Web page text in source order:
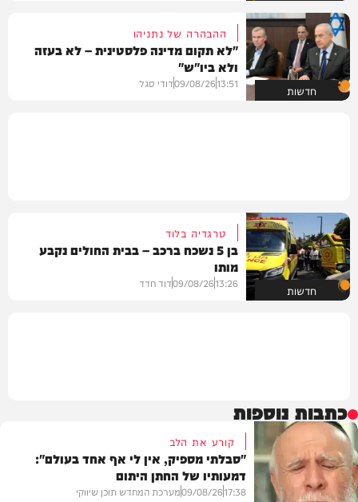
חדשות
ההבהרה של נתניהו
"לא תקום מדינה פלסטינית – לא בעזה
ולא ביו"ש"
13:51
09/08/26דודי סגל
חדשות
טרגדיה בלוד
בן 5 נשכח ברכב – בבית החולים נקבע
מותו
13:26
09/08/26דוד חדד
כתבות נוספות
קורע את הלב
"סבלתי מספיק, אין לי אף אחד בעולם":
דמעותיו של החתן היתום
17:38
09/08/26מערכת המחדש תוכן שיווקי